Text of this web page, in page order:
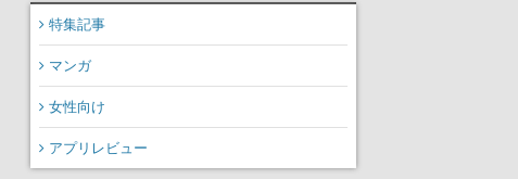
特集記事
マンガ
女性向け
アプリレビュー